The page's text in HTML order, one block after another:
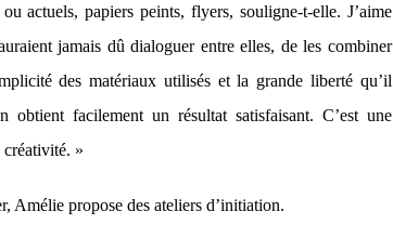
actuels, papiers peints, flyers, souligne-t-elle. J’aime
jamais dû dialoguer entre elles, de les combiner
des matériaux utilisés et la grande liberté qu’il
facilement un résultat satisfaisant. C’est une
créativité. »
Amélie propose des ateliers d’initiation.